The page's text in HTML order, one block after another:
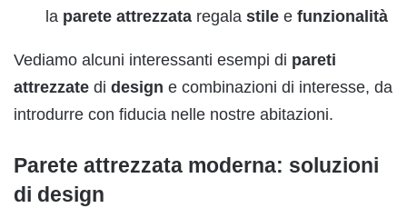
la parete attrezzata regala stile e funzionalità
Vediamo alcuni interessanti esempi di pareti
attrezzate di design e combinazioni di interesse, da
introdurre con fiducia nelle nostre abitazioni.
Parete attrezzata moderna: soluzioni
di design